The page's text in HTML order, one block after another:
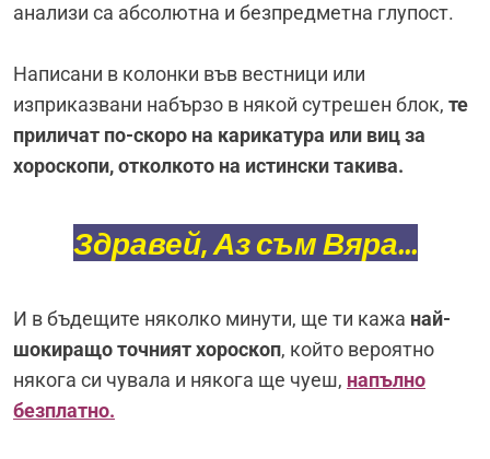
анализи са абсолютна и безпредметна глупост.
Написани в колонки във вестници или
изприказвани набързо в някой сутрешен блок, те
приличат по-скоро на карикатура или виц за
хороскопи, отколкото на истински такива.
Здравей, Аз съм Вяра...
И в бъдещите няколко минути, ще ти кажа най-
шокиращо точният хороскоп, който вероятно
някога си чувала и някога ще чуеш, напълно
безплатно.